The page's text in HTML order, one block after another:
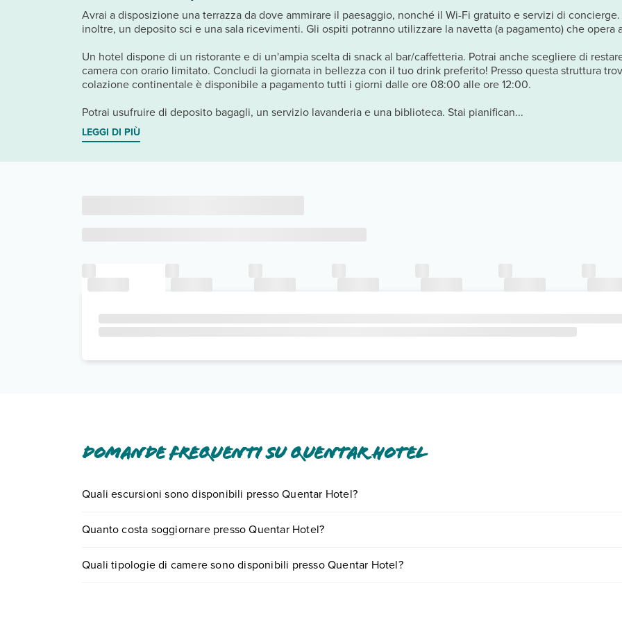
Avrai a disposizione una terrazza da dove ammirare il paesaggio, nonché il Wi-Fi gratuito e servizi di
inoltre, un deposito sci e una sala ricevimenti. Gli ospiti potranno utilizzare la navetta (a pagamento) che
Un hotel dispone di un ristorante e di un'ampia scelta di snack al bar/caffetteria. Potrai anche scegliere di
camera con orario limitato. Concludi la giornata in bellezza con il tuo drink preferito! Presso questa struttura
colazione continentale è disponibile a pagamento tutti i giorni dalle ore 08:00 alle ore 12:00.
Potrai usufruire di deposito bagagli, un servizio lavanderia e una biblioteca. Stai pianifican...
LEGGI DI PIÙ
Domande frequenti su Quentar Hotel
Quali escursioni sono disponibili presso Quentar Hotel?
0721.17231 oprenotando un appuntamento.
Quanto costa soggiornare presso Quentar Hotel?
partire.
Quali tipologie di camere sono disponibili presso Quentar Hotel?